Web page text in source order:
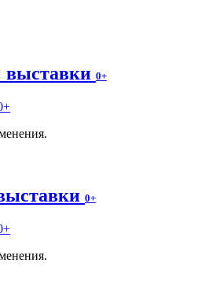
выставки 0+
0+